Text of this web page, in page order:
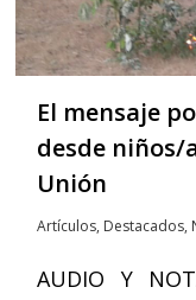
El mensaje
desde niños/
Unión
Artículos, Destacados,
AUDIO Y